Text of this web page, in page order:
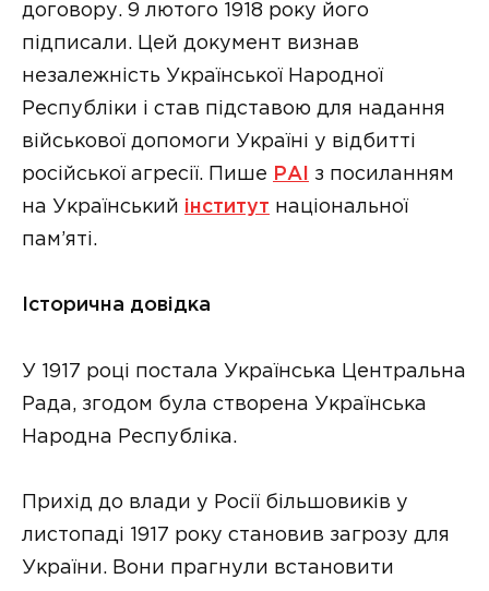
договору. 9 лютого 1918 року його
підписали. Цей документ визнав
незалежність Української Народної
Республіки і став підставою для надання
військової допомоги Україні у відбитті
російської агресії. Пише
РАІ
з посиланням
на Український інститут національної
пам’яті.
Історична довідка
У 1917 році постала Українська Центральна
Рада, згодом була створена Українська
Народна Республіка.
Прихід до влади у Росії більшовиків у
листопаді 1917 року становив загрозу для
України. Вони прагнули встановити